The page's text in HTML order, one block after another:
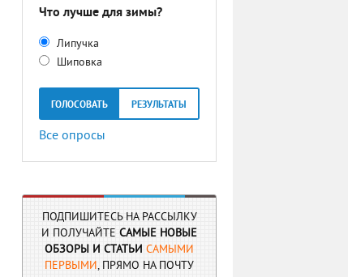
Что лучше для зимы?
Липучка
Шиповка
ГОЛОСОВАТЬ РЕЗУЛЬТАТЫ
Все опросы
ПОДПИШИТЕСЬ НА РАССЫЛКУ
И ПОЛУЧАЙТЕ САМЫЕ НОВЫЕ
ОБЗОРЫ И СТАТЬИ САМЫМИ
ПЕРВЫМИ, ПРЯМО НА ПОЧТУ